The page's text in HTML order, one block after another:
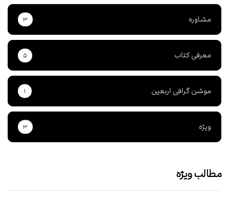
مشاوره ۳
معرفی کتاب ۵
موشن گرافی اربعین ۱
ویژه ۳
مطالب ویژه